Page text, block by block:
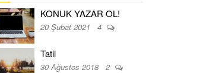
KONUK YAZAR OL!
20 Şubat 2021 4
Tatil
30 Ağustos 2018 2